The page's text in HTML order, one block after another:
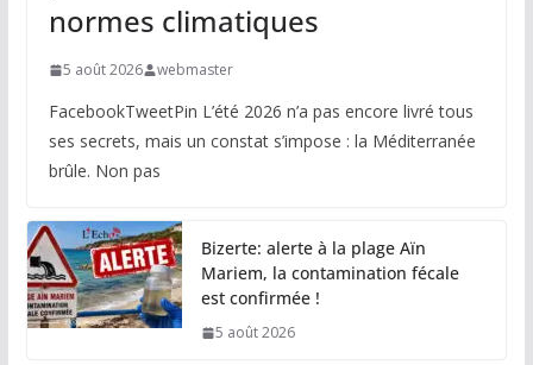
normes climatiques
5 août 2026 webmaster
FacebookTweetPin L’été 2026 n’a pas encore livré tous
ses secrets, mais un constat s’impose : la Méditerranée
brûle. Non pas
Bizerte: alerte à la plage Aïn
Mariem, la contamination fécale
est confirmée !
5 août 2026